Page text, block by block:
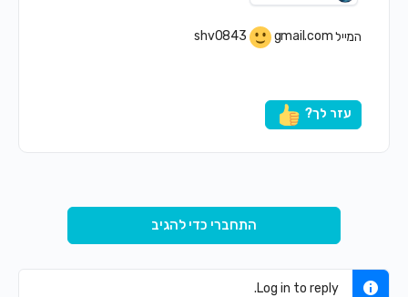
המייל shv0843 gmail.com
עזר לך?
התחברי כדי להגיב
Log in to reply.